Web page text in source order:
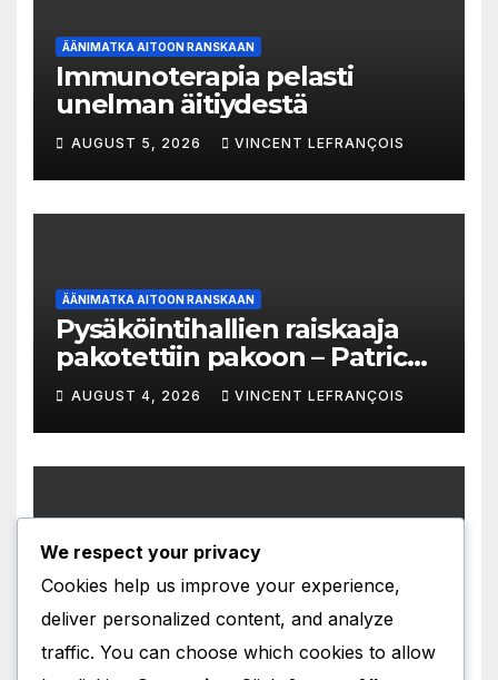
ÄÄNIMATKA AITOON RANSKAAN
Immunoterapia pelasti
unelman äitiydestä
AUGUST 5, 2026 VINCENT LEFRANÇOIS
ÄÄNIMATKA AITOON RANSKAAN
Pysäköintihallien raiskaaja
pakotettiin pakoon – Patrick
Trémeau’n tapaus
AUGUST 4, 2026 VINCENT LEFRANÇOIS
ÄÄNIMATKA AITOON RANSKAAN
Muskin 44 miljardin Twitter-
pakkomielle
AUGUST 3, 2026 VINCENT LEFRANÇOIS
We respect your privacy
Cookies help us improve your experience,
deliver personalized content, and analyze
traffic. You can choose which cookies to allow